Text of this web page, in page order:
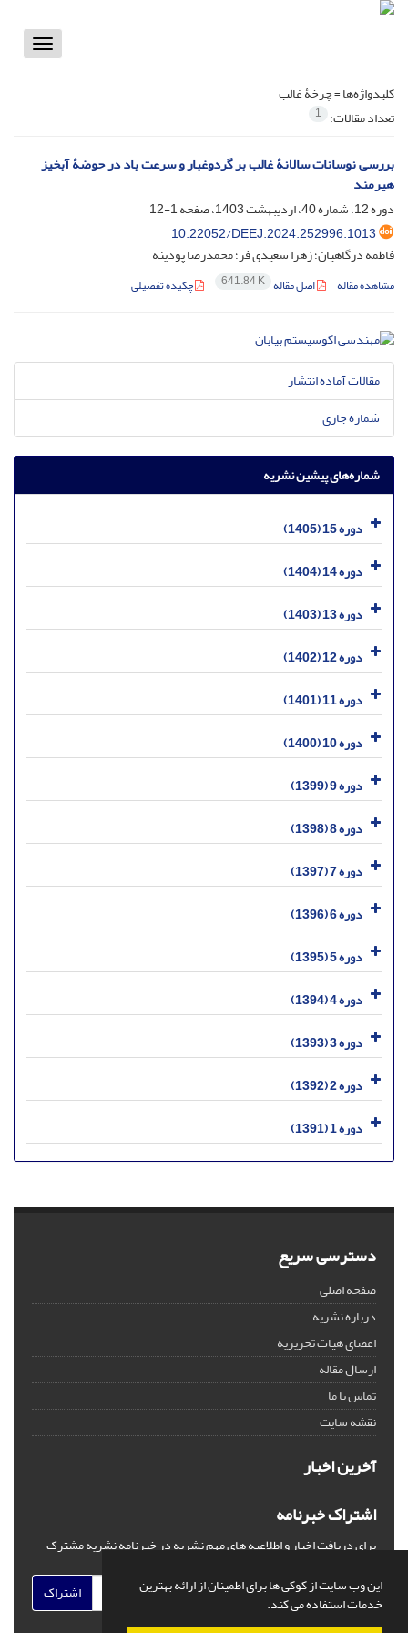
این وب سایت از کوکی ها برای اطمینان از ارائه بهترین
خدمات استفاده می کند.
Toggle
کلیدواژه‌ها =چرخۀ غالب
تعداد مقالات: 1
بررسی نوسانات سالانۀ غالب بر گردوغبار و سرعت باد در حوضۀ آبخیز
هیرمند
دوره 12، شماره 40، اردیبهشت 1403، صفحه
1-12
‎10.22052/DEEJ.2024.252996.1013
فاطمه درگاهیان؛ زهرا سعیدی فر؛ محمدرضا پودینه
مشاهده مقاله اصل مقاله 641.84 K چکیده تفصیلی
مقالات آماده انتشار
شماره جاری
شماره‌های پیشین نشریه
دوره 15 (1405)
دوره 14 (1404)
دوره 13 (1403)
دوره 12 (1402)
دوره 11 (1401)
دوره 10 (1400)
دوره 9 (1399)
دوره 8 (1398)
دوره 7 (1397)
دوره 6 (1396)
دوره 5 (1395)
دوره 4 (1394)
دوره 3 (1393)
دوره 2 (1392)
دوره 1 (1391)
دسترسی سریع
صفحه اصلی
درباره نشریه
اعضای هیات تحریریه
ارسال مقاله
تماس با ما
نقشه سایت
آخرین اخبار
اشتراک خبرنامه
برای دریافت اخبار و اطلاعیه های مهم نشریه در خبرنامه نشریه مشترک
اشتراک